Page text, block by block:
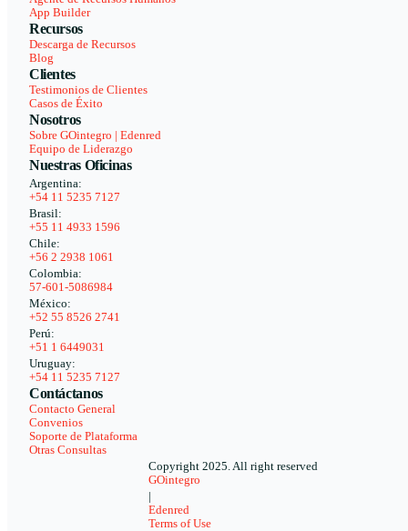
App Builder
Recursos
Descarga de Recursos
Blog
Clientes
Testimonios de Clientes
Casos de Éxito
Nosotros
Sobre GOintegro | Edenred
Equipo de Liderazgo
Nuestras Oficinas
Argentina:
+54 11 5235 7127
Brasil:
+55 11 4933 1596
Chile:
+56 2 2938 1061
Colombia:
57-601-5086984
México:
+52 55 8526 2741
Perú:
+51 1 6449031
Uruguay:
+54 11 5235 7127
Contáctanos
Contacto General
Convenios
Soporte de Plataforma
Otras Consultas
Copyright 2025. All right reserved
GOintegro
Edenred
Terms of Use